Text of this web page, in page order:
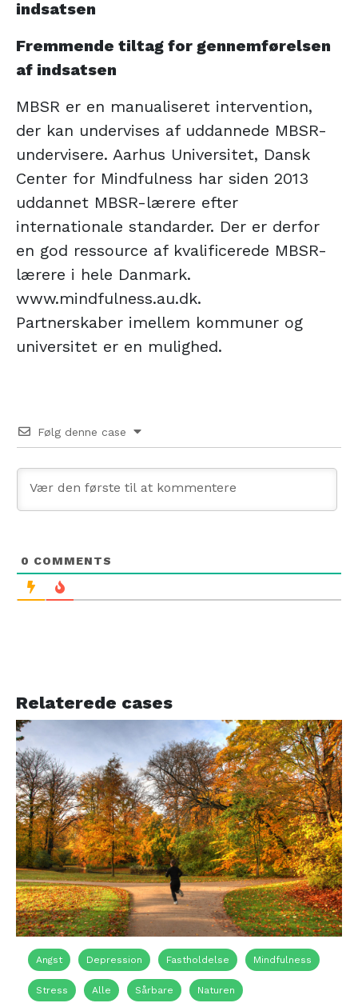
indsatsen
Fremmende tiltag for gennemførelsen
af indsatsen
MBSR er en manualiseret intervention,
der kan undervises af uddannede MBSR-
undervisere. Aarhus Universitet, Dansk
Center for Mindfulness har siden 2013
uddannet MBSR-lærere efter
internationale standarder. Der er derfor
en god ressource af kvalificerede MBSR-
lærere i hele Danmark.
www.mindfulness.au.dk.
Partnerskaber imellem kommuner og
universitet er en mulighed.
Følg denne case
0 COMMENTS
Relaterede cases
Angst Depression Fastholdelse Mindfulness
Stress Alle Sårbare Naturen